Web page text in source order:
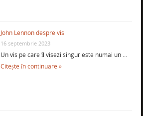
John Lennon despre vis
16 septembrie 2023
Un vis pe care îl visezi singur este numai un …
Citește în continuare »